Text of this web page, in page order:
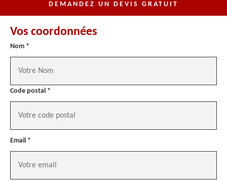
DEMANDEZ UN DEVIS GRATUIT
Vos coordonnées
Nom *
Code postal *
Email *